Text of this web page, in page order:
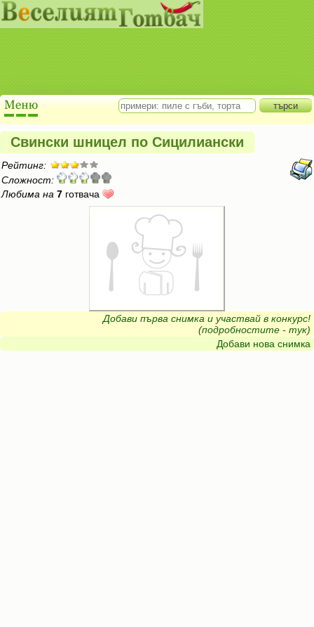
Свински шницел по Сицилиански
Рейтинг:
Сложност:
Любима на 7 готвача
Добави първа снимка и участвай в конкурс!
(подробностите - тук)
Добави нова снимка